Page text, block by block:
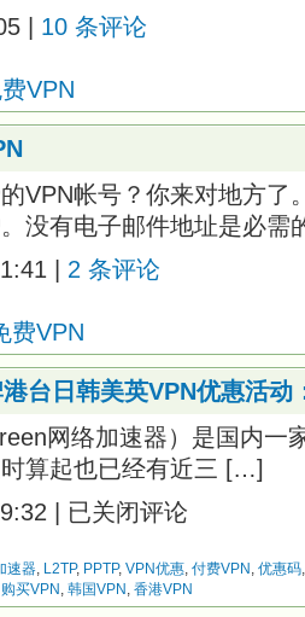
| 10 条评论
VPN
VPN帐号？你来对地方了
没有电子邮件地址是必
| 2 条评论
费VPN
台日韩美英VPN优惠活动
网络加速器）是国内一
算起也已经有近三 […]
|
GreenVPN
–
牌
港
台
已关闭评论
速器, L2TP, PPTP, VPN优惠, 付费VPN , 优惠码
购买VPN , 韩国VPN , 香港VPN